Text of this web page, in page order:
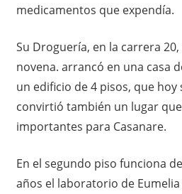
medicamentos que expendía.
Su Droguería, en la carrera
novena. arrancó en una casa
un edificio de 4 pisos, que hoy
convirtió también un lugar
importantes para Casanare.
En el segundo piso funciona
años el laboratorio de Eumelia